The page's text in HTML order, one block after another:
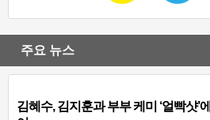
주요 뉴스
김혜수, 김지훈과 부부 케미 ‘얼빡샷’